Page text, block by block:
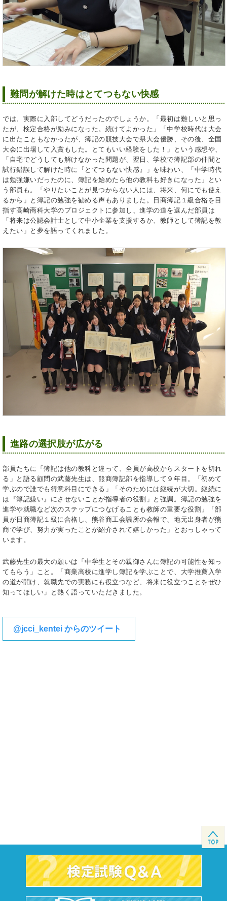
難問が解けた時はとてつもない快感
では、実際に入部してどうだったのでしょうか。「最初は難しいと思っ
たが、検定合格が励みになった。続けてよかった」「中学校時代は大会
に出たこともなかったが、簿記の競技大会で県大会優勝、その後、全国
大会に出場して入賞もした。とてもいい経験をした！」という感想や、
「自宅でどうしても解けなかった問題が、翌日、学校で簿記部の仲間と
試行錯誤して解けた時に『とてつもない快感』」を味わい、「中学時代
は勉強嫌いだったのに、簿記を始めたら他の教科も好きになった」とい
う部員も。「やりたいことが見つからない人には、将来、何にでも使え
るから」と簿記の勉強を勧める声もありました。日商簿記１級合格を目
指す高崎商科大学のプロジェクトに参加し、進学の道を選んだ部員は
「将来は公認会計士として中小企業を支援するか、教師として簿記を教
えたい」と夢を語ってくれました。
進路の選択肢が広がる
部員たちに「簿記は他の教科と違って、全員が高校からスタートを切れ
る」と語る顧問の武藤先生は、熊商簿記部を指導して９年目。「初めて
学ぶので誰でも得意科目にできる」「そのためには継続が大切。継続に
は『簿記嫌い』にさせないことが指導者の役割」と強調。簿記の勉強を
進学や就職など次のステップにつなげることも教師の重要な役割」「部
員が日商簿記１級に合格し、熊谷商工会議所の会報で、地元出身者が熊
商で学び、努力が実ったことが紹介されて嬉しかった」とおっしゃって
います。
武藤先生の最大の願いは「中学生とその親御さんに簿記の可能性を知っ
てもらう」こと。「商業高校に進学し簿記を学ぶことで、大学推薦入学
の道が開け、就職先での実務にも役立つなど、将来に役立つことをぜひ
知ってほしい」と熱く語っていただきました。
@jcci_kentei からのツイート